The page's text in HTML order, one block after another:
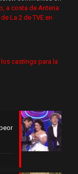
a costa de Antena
La 2 de TVE en
los castings para la